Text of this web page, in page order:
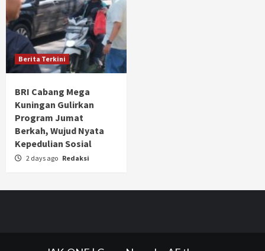
Berita Terkini
BRI Cabang Mega
Kuningan Gulirkan
Program Jumat
Berkah, Wujud Nyata
Kepedulian Sosial
2 days ago Redaksi